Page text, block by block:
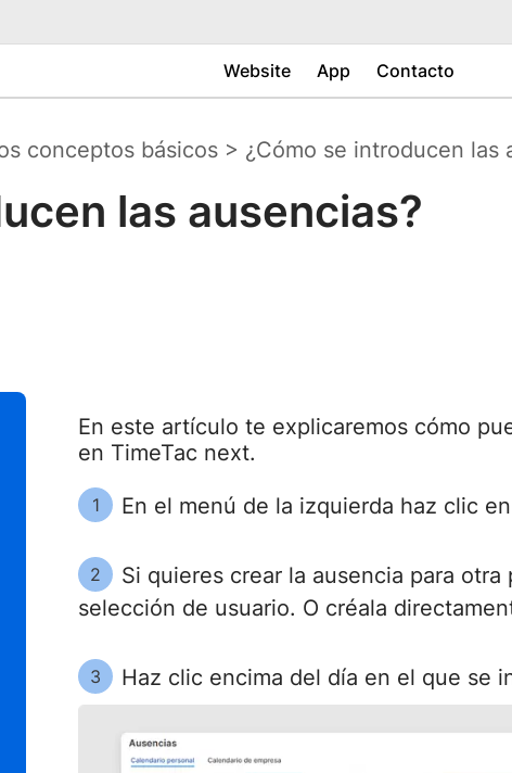
Website App Contacto
conceptos básicos > ¿Cómo se introducen las
las ausencias?
En este artículo te explicaremos cómo
en TimeTac next.
1 En el menú de la izquierda haz clic
2
Si quieres crear la ausencia para
selección de usuario. O créala
3 Haz clic encima del día en el que se